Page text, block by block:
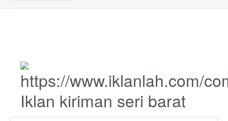
Iklan kiriman seri barat